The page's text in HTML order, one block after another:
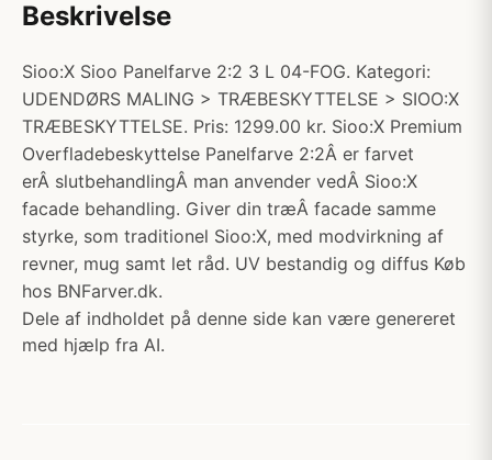
Beskrivelse
Sioo:X Sioo Panelfarve 2:2 3 L 04-FOG. Kategori:
UDENDØRS MALING > TRÆBESKYTTELSE > SIOO:X
TRÆBESKYTTELSE. Pris: 1299.00 kr. Sioo:X Premium
Overfladebeskyttelse Panelfarve 2:2Â er farvet
erÂ slutbehandlingÂ man anvender vedÂ Sioo:X
facade behandling. Giver din træÂ facade samme
styrke, som traditionel Sioo:X, med modvirkning af
revner, mug samt let råd. UV bestandig og diffus Køb
hos BNFarver.dk.
Dele af indholdet på denne side kan være genereret
med hjælp fra AI.